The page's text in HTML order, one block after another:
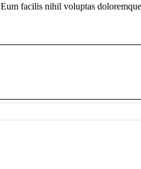
facilis nihil voluptas